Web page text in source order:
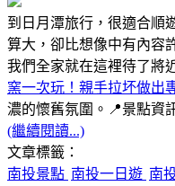
到日月潭旅行，很適合順
算大，卻比想像中有內容
我們全家就在這裡待了將
窯一次玩！親手拉坏做出
濃的懷舊氛圍。📍景點資
(繼續閱讀...)
文章標籤：
南投景點 南投一日遊 南